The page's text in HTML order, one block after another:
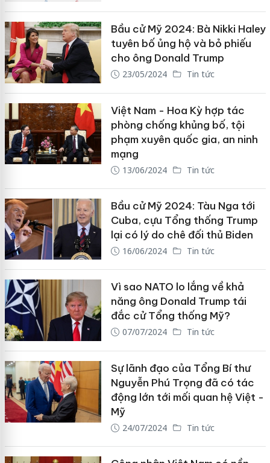
Bầu cử Mỹ 2024: Bà Nikki Haley
tuyên bố ủng hộ và bỏ phiếu
cho ông Donald Trump
23/05/2024 Tin tức
Việt Nam - Hoa Kỳ hợp tác
phòng chống khủng bố, tội
phạm xuyên quốc gia, an ninh
mạng
13/06/2024 Tin tức
Bầu cử Mỹ 2024: Tàu Nga tới
Cuba, cựu Tổng thống Trump
lại có lý do chê đối thủ Biden
16/06/2024 Tin tức
Vì sao NATO lo lắng về khả
năng ông Donald Trump tái
đắc cử Tổng thống Mỹ?
07/07/2024 Tin tức
Sự lãnh đạo của Tổng Bí thư
Nguyễn Phú Trọng đã có tác
động lớn tới mối quan hệ Việt -
Mỹ
24/07/2024 Tin tức